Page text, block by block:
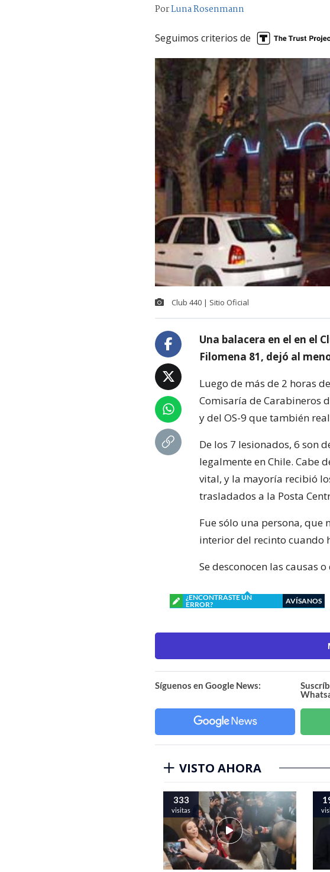
PorLuna Rosenmann
Seguimos criterios de
Club 440 | Sitio Oficial
Una balacera en el en el
Filomena 81, dejó al
Luego de más de 2 horas
Comisaría de Carabineros
y del OS-9 que también
De los 7 lesionados, 6 son
legalmente en Chile. Cabe
vital, y la mayoría recibió
trasladados a la Posta
Fue sólo una persona,
interior del recinto cuando
Se desconocen las causas
¿ENCONTRASTE UN
ERROR?
AVÍSANOS
Síguenos en Google News:
VISTO AHORA
333
visitas